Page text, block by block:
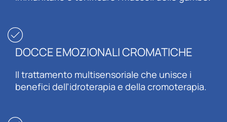
DOCCE EMOZIONALI CROMATICHE
Il trattamento multisensoriale che unisce i
benefici dell’idroterapia e della cromoterapia.